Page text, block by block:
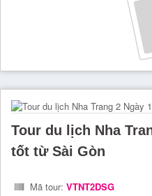
Tour du lịch Nha
tốt từ Sài Gòn
Mã tour: VTNT2DSG